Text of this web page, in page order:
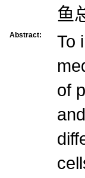
鱼
Abstract:
To
of